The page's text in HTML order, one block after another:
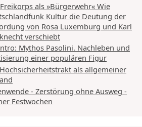
als »Bürgerwehr« Wie
Kultur die Deutung der
von Rosa Luxemburg und Karl
verschiebt
Mythos Pasolini. Nachleben und
einer populären Figur
als allgemeiner
- Zerstörung ohne Ausweg -
Festwochen